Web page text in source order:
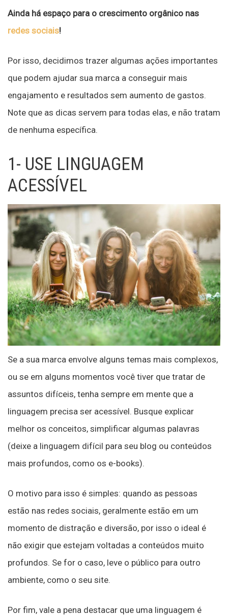
Ainda há espaço para o crescimento orgânico nas
redes sociais!
Por isso, decidimos trazer algumas ações importantes
que podem ajudar sua marca a conseguir mais
engajamento e resultados sem aumento de gastos.
Note que as dicas servem para todas elas, e não tratam
de nenhuma específica.
1- USE LINGUAGEM
ACESSÍVEL
Se a sua marca envolve alguns temas mais complexos,
ou se em alguns momentos você tiver que tratar de
assuntos difíceis, tenha sempre em mente que a
linguagem precisa ser acessível. Busque explicar
melhor os conceitos, simplificar algumas palavras
(deixe a linguagem difícil para seu blog ou conteúdos
mais profundos, como os e-books).
O motivo para isso é simples: quando as pessoas
estão nas redes sociais, geralmente estão em um
momento de distração e diversão, por isso o ideal é
não exigir que estejam voltadas a conteúdos muito
profundos. Se for o caso, leve o público para outro
ambiente, como o seu site.
Por fim, vale a pena destacar que uma linguagem é